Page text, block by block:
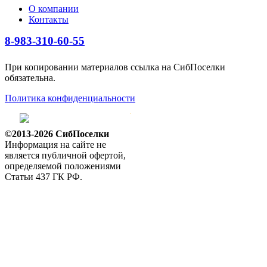
О компании
Контакты
8-983-310-60-55
При копировании материалов ссылка на СибПоселки
обязательна.
Политика конфиденциальности
©2013-2026 СибПоселки
Информация на сайте не
является публичной офертой,
определяемой положениями
Статьи 437 ГК РФ.